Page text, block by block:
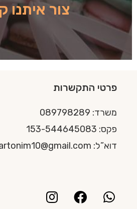
צור איתנו
פרטי התקשרות
משרד: 089798289
פקס: 153-544645083
דוא”ל: kartonim10@gmail.com